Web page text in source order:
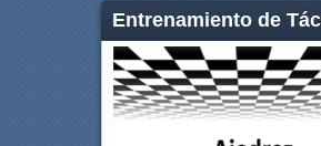
Entrenamiento de